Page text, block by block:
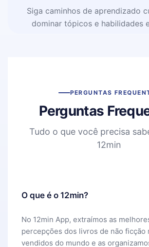
Siga caminhos de aprendizado
dominar tópicos e habilidades
PERGUNTAS
Perguntas
Tudo o que você precisa
12min
O que é o 12min?
No 12min App, extraímos as
percepções dos livros de não ficção
vendidos do mundo e as